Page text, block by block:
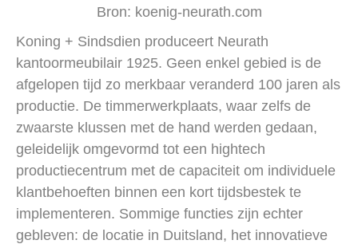
Bron: koenig-neurath.com
Koning + Sindsdien produceert Neurath
kantoormeubilair 1925. Geen enkel gebied is de
afgelopen tijd zo merkbaar veranderd 100 jaren als
productie. De timmerwerkplaats, waar zelfs de
zwaarste klussen met de hand werden gedaan,
geleidelijk omgevormd tot een hightech
productiecentrum met de capaciteit om individuele
klantbehoeften binnen een kort tijdsbestek te
implementeren. Sommige functies zijn echter
gebleven: de locatie in Duitsland, het innovatieve